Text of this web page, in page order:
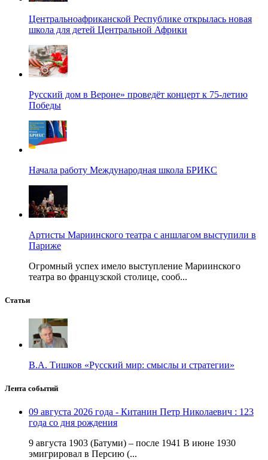
Центральноафриканской Республике открылась новая
школа для детей Центральной Африки
Русский дом в Вероне» проведёт концерт к 75-летию
Победы
Начала работу Международная школа БРИКС
Артисты Мариинского театра с аншлагом выступили в
Париже
Огромный успех имело выступление Мариинского
театра во французской столице, сооб...
Статьи
В.А. Тишков «Русский мир: смыслы и стратегии»
Лента событий
09 августа 2026 года - Китанин Петр Николаевич : 123
года со дня рождения
9 августа 1903 (Батуми) – после 1941 В июне 1930
эмигрировал в Персию (...